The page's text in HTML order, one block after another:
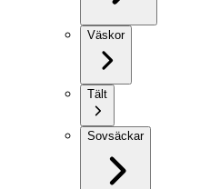
Väskor
Tält
Sovsäckar